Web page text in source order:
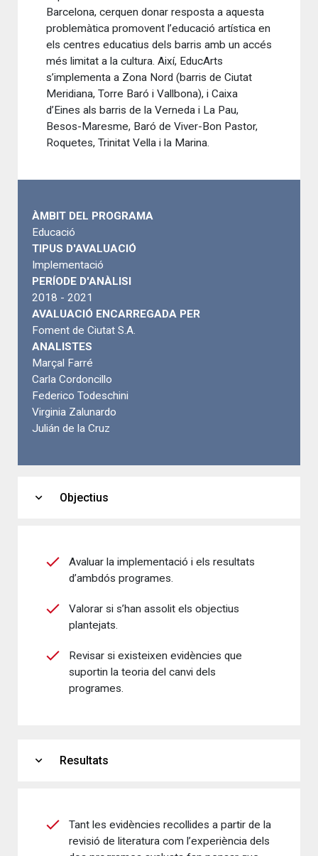
Barcelona, cerquen donar resposta a aquesta
problemàtica promovent l’educació artística en
els centres educatius dels barris amb un accés
més limitat a la cultura. Així, EducArts
s’implementa a Zona Nord (barris de Ciutat
Meridiana, Torre Baró i Vallbona), i Caixa
d’Eines als barris de la Verneda i La Pau,
Besos-Maresme, Baró de Viver-Bon Pastor,
Roquetes, Trinitat Vella i la Marina.
ÀMBIT DEL PROGRAMA
Educació
TIPUS D'AVALUACIÓ
Implementació
PERÍODE D'ANÀLISI
2018 - 2021
AVALUACIÓ ENCARREGADA PER
Foment de Ciutat S.A.
ANALISTES
Marçal Farré
Carla Cordoncillo
Federico Todeschini
Virginia Zalunardo
Julián de la Cruz
expand_more Objectius
Avaluar la implementació i els resultats
d’ambdós programes.
Valorar si s’han assolit els objectius
plantejats.
Revisar si existeixen evidències que
suportin la teoria del canvi dels
programes.
expand_more Resultats
Tant les evidències recollides a partir de la
revisió de literatura com l’experiència dels